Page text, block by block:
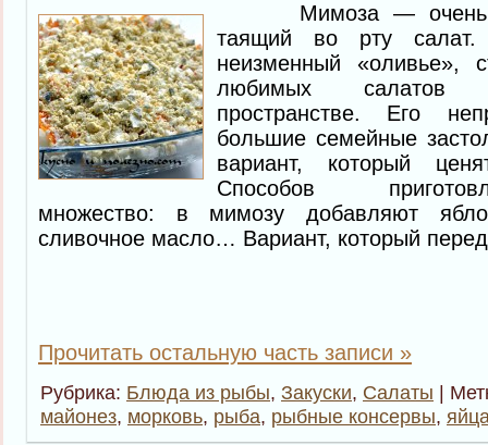
Мимоза — очень
таящий во рту
неизменный «оливье»,
любимых салатов
пространстве. Его
большие семейные
вариант, который
Способов
множество: в мимозу добавляют
сливочное масло… Вариант, который
Прочитать остальную часть записи »
Рубрика: Блюда из рыбы, Закуски, Салаты |
майонез, морковь, рыба, рыбные консервы,